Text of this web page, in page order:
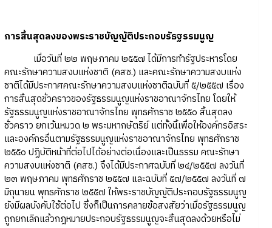
การสิ้นสุดลงของพระราชบัญญัติประกอบรัธฐรรมนูญ
เมื่อวันที่ ๒๒ พฤษภาคม ๒๕๕๗ ได้มีการทำรัฐประหารโดย
คณะรักษาความสงบแห่งชาติ (คสช.) และคณะรักษาความสงบแห่ง
ชาติได้มีประกาศคณะรักษาความสงบแห่งชาติฉบับที่ ๕/๒๕๕๗ เรื่อง
การสิ้นสุดชั่วคราวของรัฐธรรมนูญแห่งราชอาณาจักรไทย โดยให้
รัฐธรรมนูญแห่งราชอาณาจักรไทย พุทธศักราช ๒๕๕๐ สิ้นสุดลง
ชั่วคราว ยกเว้นหมวด ๒ พระมหากษัตริย์ แต่ทั้งนี้เพื่อให้องค์กรอิสระ
และองค์กรอื่นตามรัฐธรรมนูญแห่งราชอาณาจักรไทย พุทธศักราช
๒๕๕๐ ปฏิบัติหน้าที่ต่อไปได้อย่างต่อเนื่องและเป็นธรรม คณะรักษา
ความสงบแห่งชาติ (คสช.) จึงได้มีประกาศฉบับที่ ๒๔/๒๕๕๗ ลงวันที่
๒๓ พฤษภาคม พุทธศักราช ๒๕๕๗ และฉบับที่ ๕๗/๒๕๕๗ ลงวันที่ ๗
มิถุนายน พุทธศักราช ๒๕๕๗ ให้พระราชบัญญัติประกอบรัฐธรรมนูญ
ยังมีผลบังคับใช้ต่อไป ซึ่งก็เป็นการคลายข้อสงสัยว่าเมื่อรัฐธรรมนูญ
ถูกยกเลิกแล้วกฎหมายประกอบรัฐธรรมนูญจะสิ้นสุดลงด้วยหรือไม่